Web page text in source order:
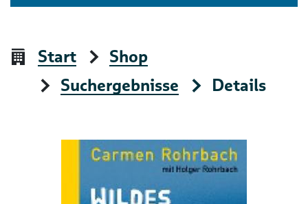
Start
Shop
Suchergebnisse
Details